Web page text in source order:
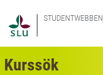
STUDENTWEBBEN
Kurssök